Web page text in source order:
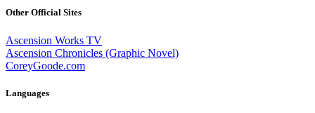
Other Official Sites
Ascension Works TV
Ascension Chronicles (Graphic Novel)
CoreyGoode.com
Languages